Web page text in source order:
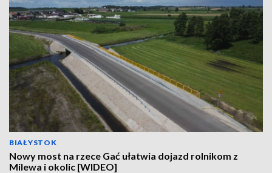
BIAŁYSTOK
Nowy most na rzece Gać ułatwia dojazd rolnikom z
Milewa i okolic [WIDEO]